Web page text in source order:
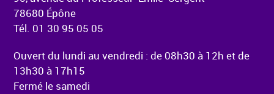
78680 Épône
Tél. 01 30 95 05 05
Ouvert du lundi au vendredi : de 08h30 à 12h et de
13h30 à 17h15
Fermé le samedi